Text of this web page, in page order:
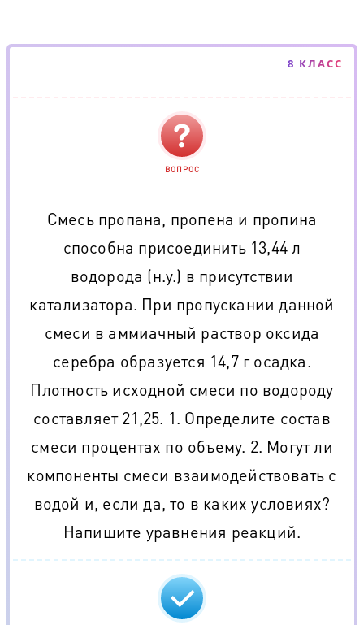
8 КЛАСС
ВОПРОС
Смесь пропана, пропена и пропина
способна присоединить 13,44 л
водорода (н.у.) в присутствии
катализатора. При пропускании данной
смеси в аммиачный раствор оксида
серебра образуется 14,7 г осадка.
Плотность исходной смеси по водороду
составляет 21,25. 1. Определите состав
смеси процентах по объему. 2. Могут ли
компоненты смеси взаимодействовать с
водой и, если да, то в каких условиях?
Напишите уравнения реакций.